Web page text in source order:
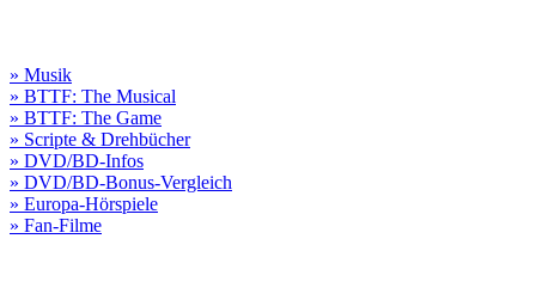
» Musik
» BTTF: The Musical
» BTTF: The Game
» Scripte & Drehbücher
» DVD/BD-Infos
» DVD/BD-Bonus-Vergleich
» Europa-Hörspiele
» Fan-Filme